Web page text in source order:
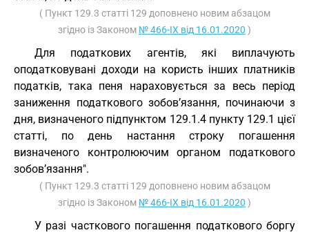
( Пункт 129.3 статті 129 доповнено новим абзацом
згідно із Законом № 466-IX від 16.01.2020 )
Для податкових агентів, які виплачують
оподатковувані доходи на користь інших платників
податків, така пеня нараховується за весь період
заниження податкового зобов’язання, починаючи з
дня, визначеного підпунктом 129.1.4 пункту 129.1 цієї
статті, по день настання строку погашення
визначеного контролюючим органом податкового
зобов’язання".
( Пункт 129.3 статті 129 доповнено новим абзацом
згідно із Законом № 466-IX від 16.01.2020 )
У разі часткового погашення податкового боргу